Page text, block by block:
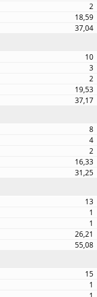
2
18,59
37,04
10
3
2
19,53
37,17
8
4
2
16,33
31,25
13
1
1
26,21
55,08
15
1